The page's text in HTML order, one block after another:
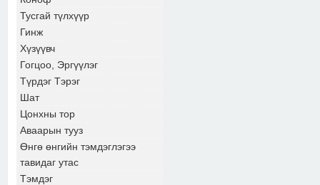
Тусгай түлхүүр
Гинж
Хүзүүвч
Гогцоо, Эргүүлэг
Түрдэг Тэрэг
Шат
Цонхны тор
Аваарын тууз
Өнгө өнгийн тэмдэглэгээ
тавидаг утас
Тэмдэг